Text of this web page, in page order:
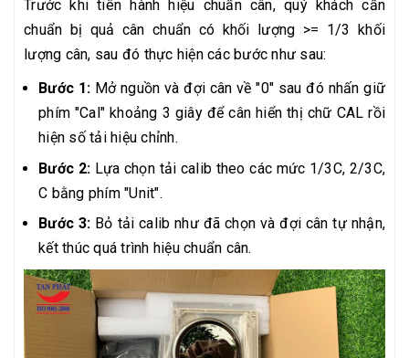
Trước khi tiên hành hiệu chuẩn cân, quý khách cần
chuẩn bị quả cân chuẩn có khối lượng >= 1/3 khối
lượng cân, sau đó thực hiện các bước như sau:
Bước 1: Mở nguồn và đợi cân về "0" sau đó nhấn giữ
phím "Cal" khoảng 3 giây để cân hiển thị chữ CAL rồi
hiện số tải hiệu chỉnh.
Bước 2: Lựa chọn tải calib theo các mức 1/3C, 2/3C,
C bằng phím "Unit".
Bước 3: Bỏ tải calib như đã chọn và đợi cân tự nhận,
kết thúc quá trình hiệu chuẩn cân.